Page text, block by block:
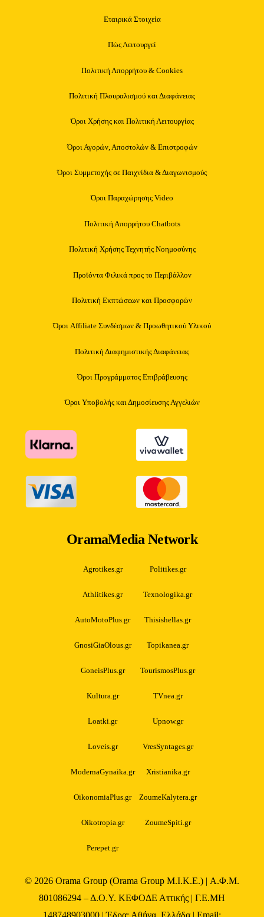
Εταιρικά Στοιχεία
Πώς Λειτουργεί
Πολιτική Απορρήτου & Cookies
Πολιτική Πλουραλισμού και Διαφάνειας
Όροι Χρήσης και Πολιτική Λειτουργίας
Όροι Αγορών, Αποστολών & Επιστροφών
Όροι Συμμετοχής σε Παιχνίδια & Διαγωνισμούς
Όροι Παραχώρησης Video
Πολιτική Απορρήτου Chatbots
Πολιτική Χρήσης Τεχνητής Νοημοσύνης
Προϊόντα Φιλικά προς το Περιβάλλον
Πολιτική Εκπτώσεων και Προσφορών
Όροι Affiliate Συνδέσμων & Προωθητικού Υλικού
Πολιτική Διαφημιστικής Διαφάνειας
Όροι Προγράμματος Επιβράβευσης
Όροι Υποβολής και Δημοσίευσης Αγγελιών
OramaMedia Network
Agrotikes.gr Politikes.gr
Athlitikes.gr Texnologika.gr
AutoMotoPlus.gr Thisishellas.gr
GnosiGiaOlous.gr Topikanea.gr
GoneisPlus.gr TourismosPlus.gr
Kultura.gr TVnea.gr
Loatki.gr Upnow.gr
Loveis.gr VresSyntages.gr
ModernaGynaika.gr Xristianika.gr
OikonomiaPlus.gr ZoumeKalytera.gr
Oikotropia.gr ZoumeSpiti.gr
Perepet.gr
© 2026 Orama Group (Orama Group Μ.Ι.Κ.Ε.) | Α.Φ.Μ.
801086294 – Δ.Ο.Υ. ΚΕΦΟΔΕ Αττικής | Γ.Ε.ΜΗ